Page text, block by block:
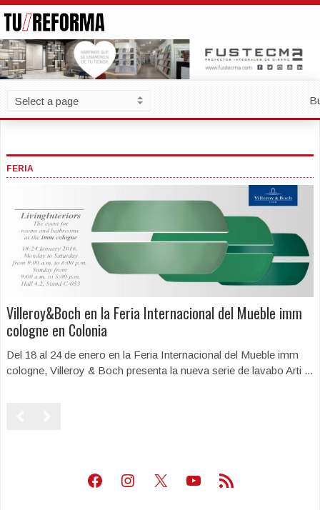
FERIA
Villeroy&Boch en la Feria Internacional del Mueble imm
cologne en Colonia
Del 18 al 24 de enero en la Feria Internacional del Mueble imm
cologne, Villeroy & Boch presenta la nueva serie de lavabo Arti ...
Facebook
Instagram
X Youtube
Feed RSS